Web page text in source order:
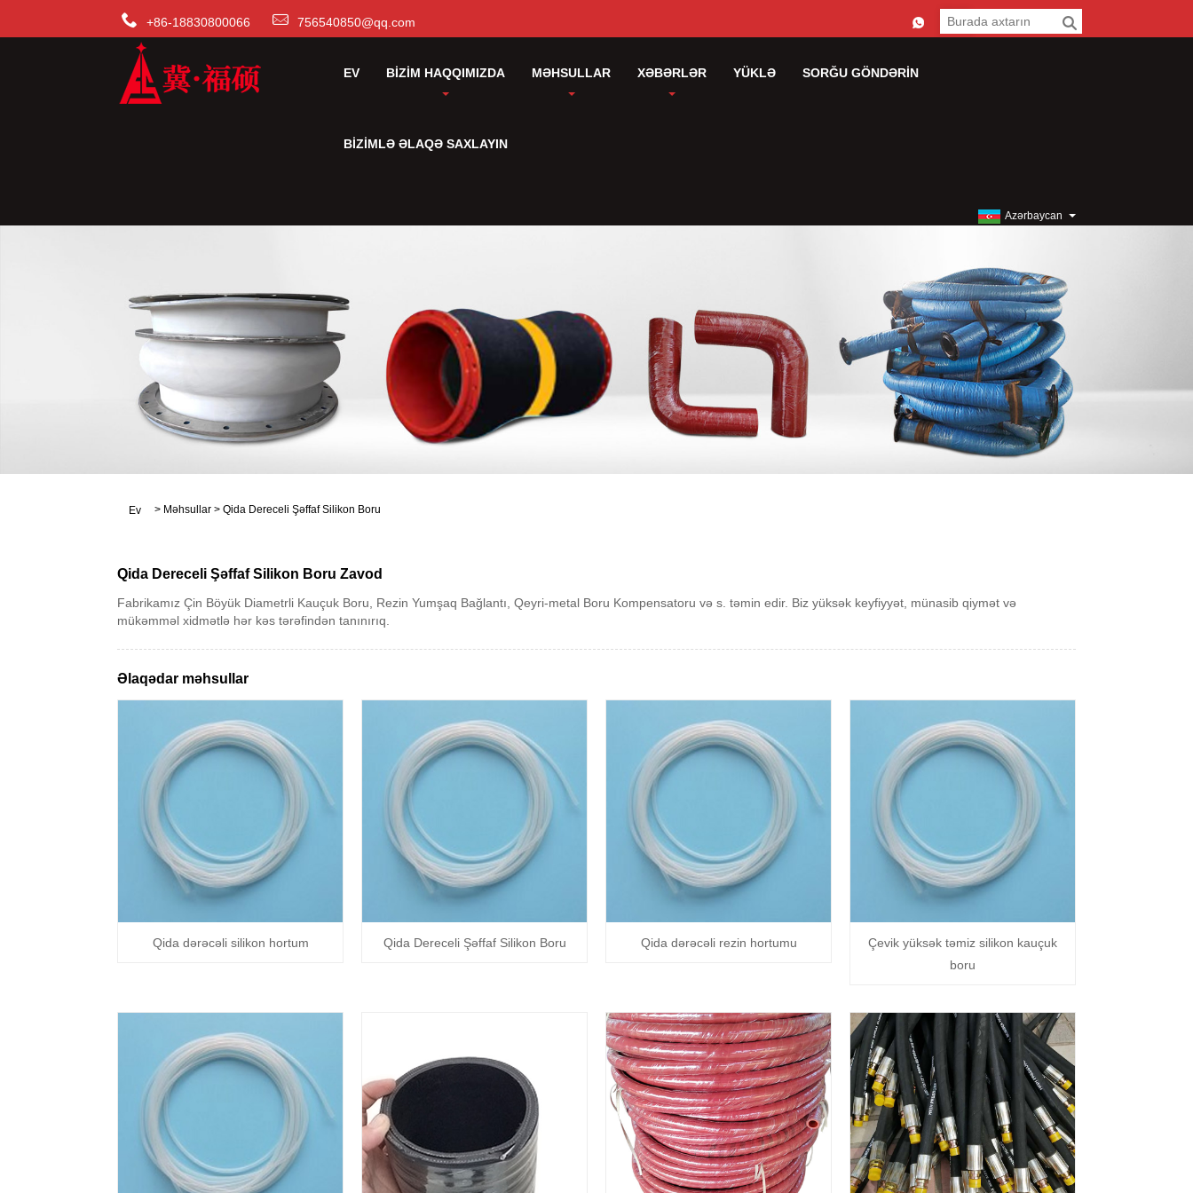
+86-18830800066 756540850@qq.com
EV BIZIM HAQQIMIZDA MƏHSULLAR XƏBƏRLƏR YÜKLƏ SORĞU GÖNDƏRIN
BIZIMLƏ ƏLAQƏ SAXLAYIN
Azərbaycan
Ev > Məhsullar > Qida Dereceli Şəffaf Silikon Boru
Qida Dereceli Şəffaf Silikon Boru Zavod
Fabrikamız Çin Böyük Diametrli Kauçuk Boru, Rezin Yumşaq Bağlantı, Qeyri-metal Boru Kompensatoru və s. təmin edir. Biz yüksək keyfiyyət, münasib qiymət və
mükəmməl xidmətlə hər kəs tərəfindən tanınırıq.
Əlaqədar məhsullar
Qida dərəcəli silikon hortum Qida Dereceli Şəffaf Silikon Boru Qida dərəcəli rezin hortumu
Çevik yüksək təmiz silikon kauçuk
boru